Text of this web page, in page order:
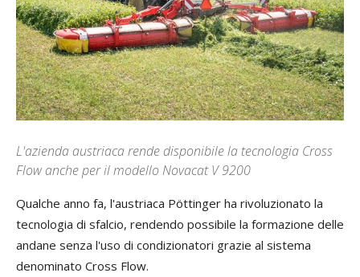
L'azienda austriaca rende disponibile la tecnologia Cross
Flow anche per il modello Novacat V 9200
Qualche anno fa, l'austriaca Pöttinger ha rivoluzionato la
tecnologia di sfalcio, rendendo possibile la formazione delle
andane senza l'uso di condizionatori grazie al sistema
denominato Cross Flow.